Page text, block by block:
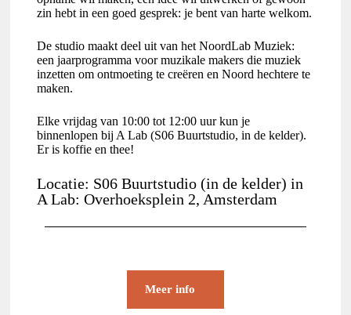
zin hebt in een goed gesprek: je bent van harte welkom.
De studio maakt deel uit van het NoordLab Muziek:
een jaarprogramma voor muzikale makers die muziek
inzetten om ontmoeting te creëren en Noord hechtere te
maken.
Elke vrijdag van 10:00 tot 12:00 uur kun je
binnenlopen bij A Lab (S06 Buurtstudio, in de kelder).
Er is koffie en thee!
Locatie: S06 Buurtstudio (in de kelder) in
A Lab: Overhoeksplein 2, Amsterdam
Meer info